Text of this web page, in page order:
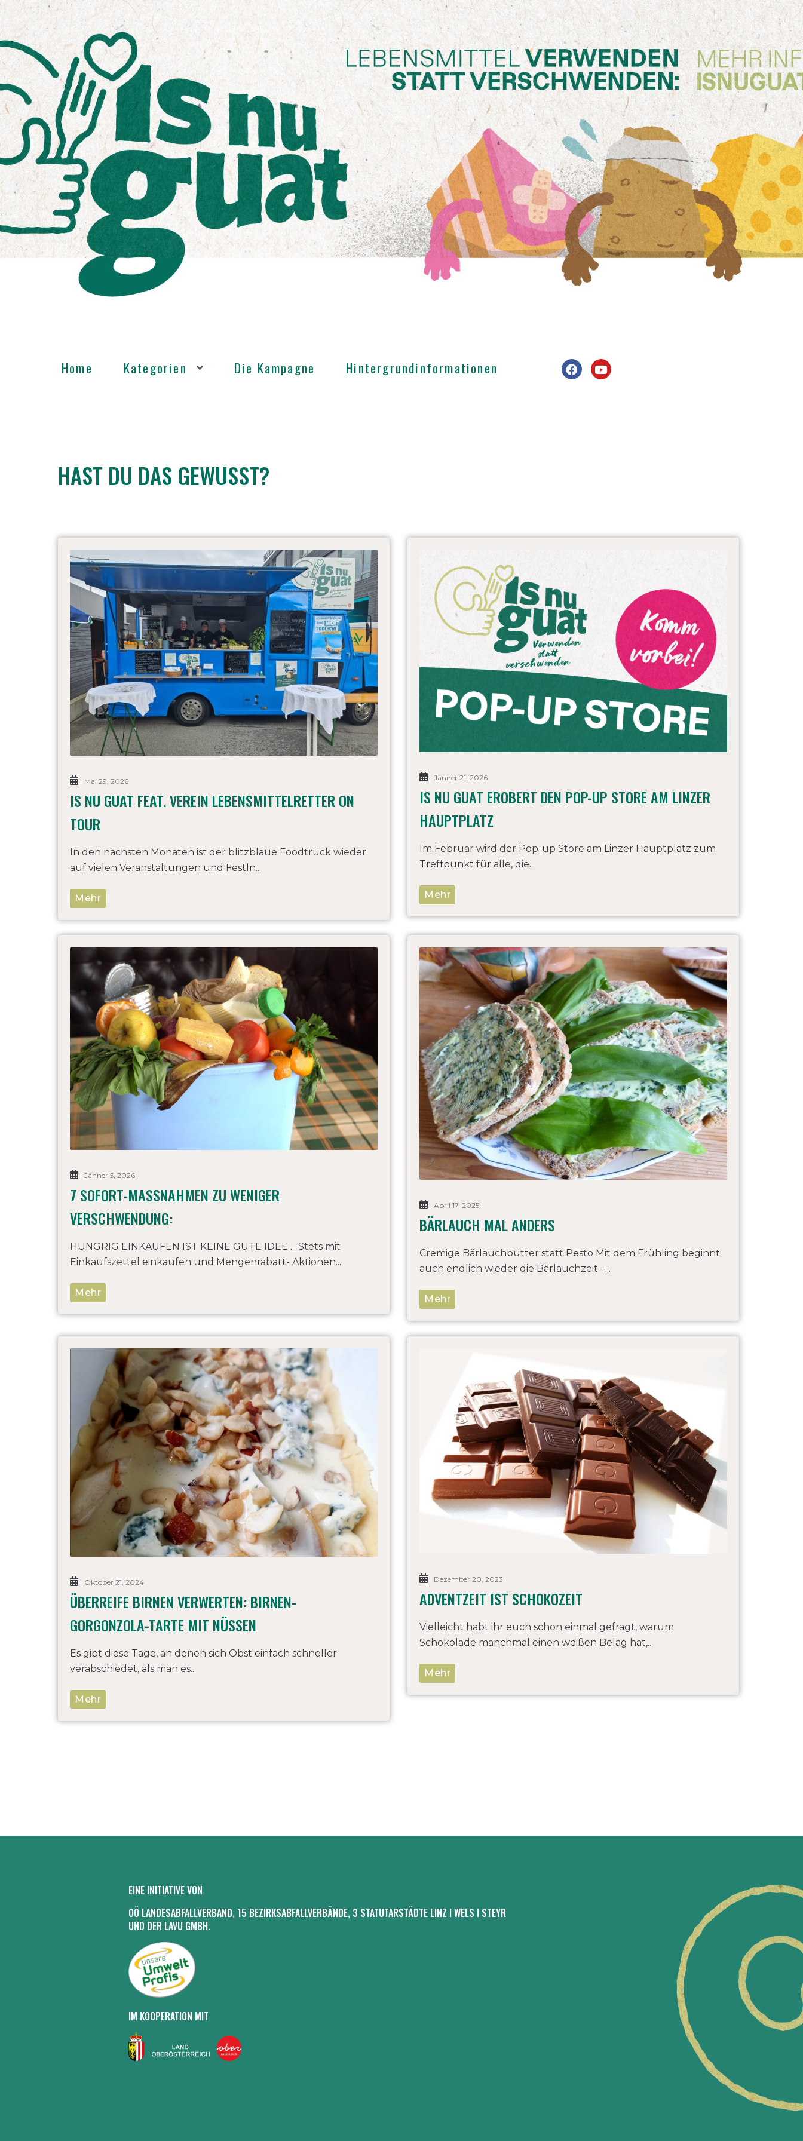
Home Kategorien Die Kampagne Hintergrundinformationen
HAST DU DAS GEWUSST?
Mai 29, 2026
IS NU GUAT FEAT. VEREIN LEBENSMITTELRETTER ON
TOUR
In den nächsten Monaten ist der blitzblaue Foodtruck wieder
auf vielen Veranstaltungen und Festln...
Mehr
Jänner 21, 2026
IS NU GUAT EROBERT DEN POP-UP STORE AM LINZER
HAUPTPLATZ
Im Februar wird der Pop-up Store am Linzer Hauptplatz zum
Treffpunkt für alle, die...
Mehr
Jänner 5, 2026
7 SOFORT-MASSNAHMEN ZU WENIGER V
ERSCHWENDUNG:
HUNGRIG EINKAUFEN IST KEINE GUTE IDEE ... Stets mit
Einkaufszettel einkaufen und Mengenrabatt- Aktionen...
Mehr
April 17, 2025
BÄRLAUCH MAL ANDERS
Cremige Bärlauchbutter statt Pesto Mit dem Frühling beginnt
auch endlich wieder die Bärlauchzeit –...
Mehr
Oktober 21, 2024
ÜBERREIFE BIRNEN VERWERTEN: BIRNEN-
GORGONZOLA-TARTE MIT NÜSSEN
Es gibt diese Tage, an denen sich Obst einfach schneller
verabschiedet, als man es...
Mehr
Dezember 20, 2023
ADVENTZEIT IST SCHOKOZEIT
Vielleicht habt ihr euch schon einmal gefragt, warum
Schokolade manchmal einen weißen Belag hat,...
Mehr
EINE INITIATIVE VON
OÖ LANDESABFALLVERBAND, 15 BEZIRKSABFALLVERBÄNDE, 3 STATUTARSTÄDTE LINZ I WELS I STEYR
UND DER LAVU GMBH.
IM KOOPERATION MIT